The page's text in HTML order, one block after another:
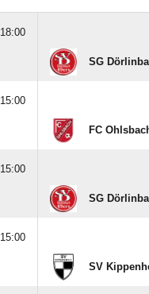
18:00
SG
15:00
FC
15:00
SG
15:00
SV